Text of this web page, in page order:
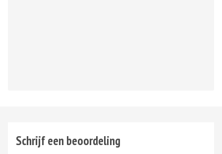
Schrijf een beoordeling